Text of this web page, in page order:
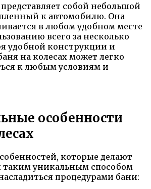
собой небольшой
к автомобилю. Она
в любом удобном месте
всего за несколько
удобной конструкции и
на колесах может легко
к любым условиям и
особенности
которые делают
таким уникальным способом
процедурами бани: